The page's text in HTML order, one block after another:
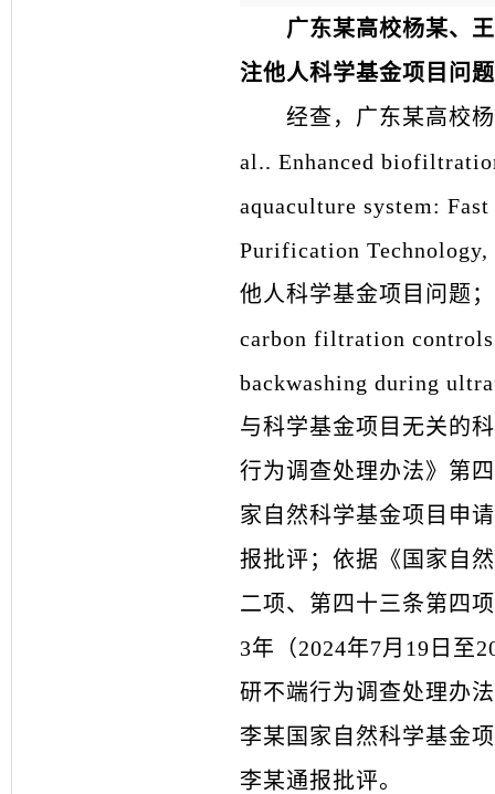
广东某高校杨某、
注他人科学基金项目问题
经查，广东某高校
al.. Enhanced
aquaculture system:
Purification Technology,
他人科学基金项目问题
carbon filtration controls
backwashing during
与科学基金项目无关的
行为调查处理办法》第
家自然科学基金项目申
报批评；依据《国家自
二项、第四十三条第四
3年（2024年7月19日至
研不端行为调查处理办
李某国家自然科学基金
李某通报批评。